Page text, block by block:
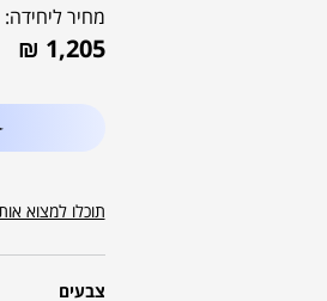
מחיר ליחידה:
₪ 1,205
תוכלו למצוא
צבעים